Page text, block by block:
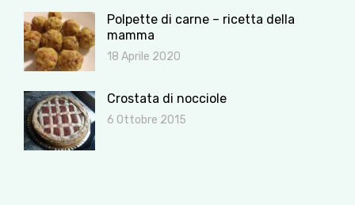
Polpette di carne – ricetta della
mamma
18 Aprile 2020
Crostata di nocciole
6 Ottobre 2015